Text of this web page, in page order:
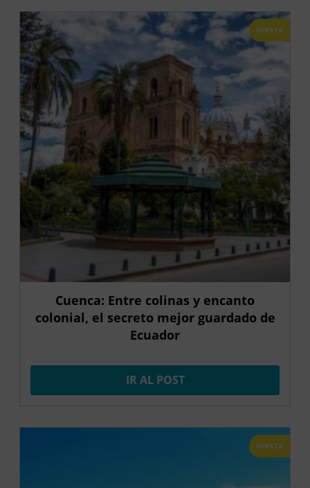
OFERTA
Cuenca: Entre colinas y encanto
colonial, el secreto mejor guardado de
Ecuador
IR AL POST
OFERTA